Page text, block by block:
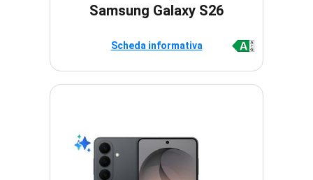
Samsung Galaxy S26
Scheda informativa